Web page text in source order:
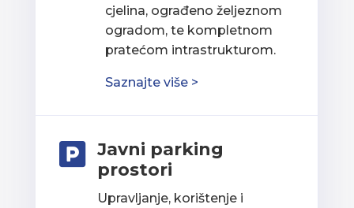
cjelina, ograđeno željeznom
ogradom, te kompletnom
pratećom intrastrukturom.
Saznajte više >

Javni parking
prostori
Upravljanje, korištenje i